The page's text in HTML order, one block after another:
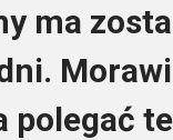
ma
polegać